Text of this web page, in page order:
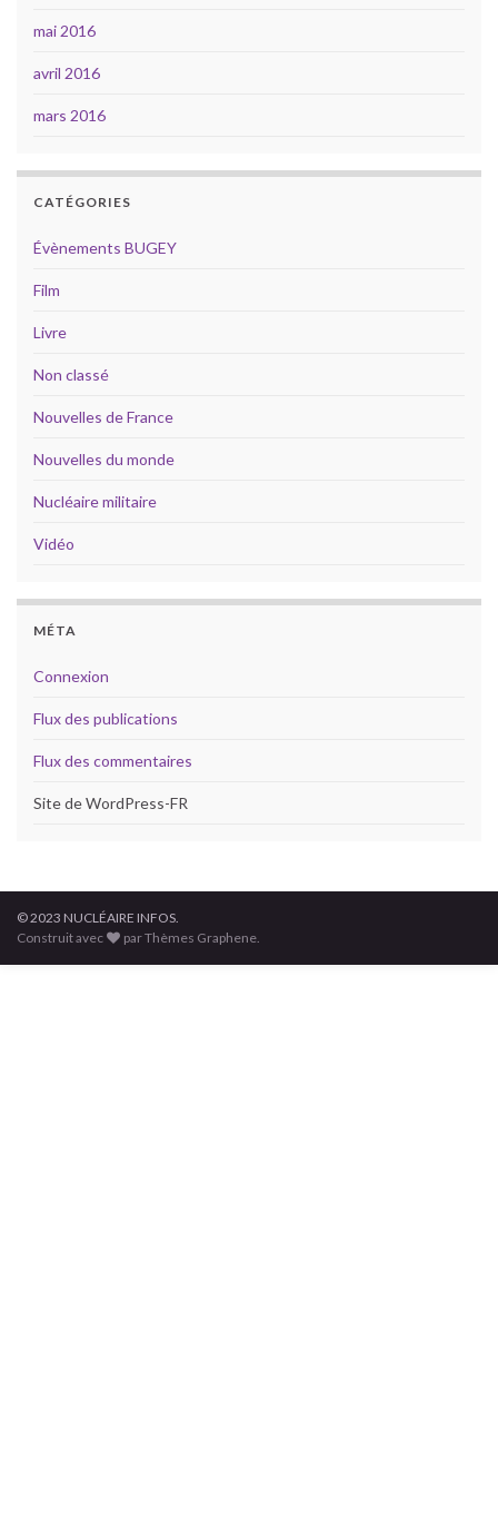
mai 2016
avril 2016
mars 2016
CATÉGORIES
Évènements BUGEY
Film
Livre
Non classé
Nouvelles de France
Nouvelles du monde
Nucléaire militaire
Vidéo
MÉTA
Connexion
Flux des publications
Flux des commentaires
Site de WordPress-FR
© 2023 NUCLÉAIRE INFOS.
Construit avec
par Thèmes Graphene.